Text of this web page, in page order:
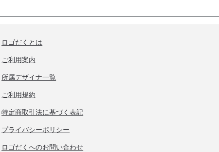
ロゴだくとは
ご利用案内
所属デザイナ一覧
ご利用規約
特定商取引法に基づく表記
プライバシーポリシー
ロゴだくへのお問い合わせ